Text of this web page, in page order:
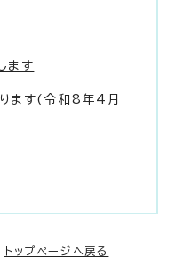
ます
ます(令和8年4月
トップページへ戻る